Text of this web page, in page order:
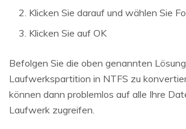
Klicken Sie darauf und wählen Sie
Klicken Sie auf OK
Befolgen Sie die oben genannten
Laufwerkspartition in NTFS zu
können dann problemlos auf alle Ihre
Laufwerk zugreifen.